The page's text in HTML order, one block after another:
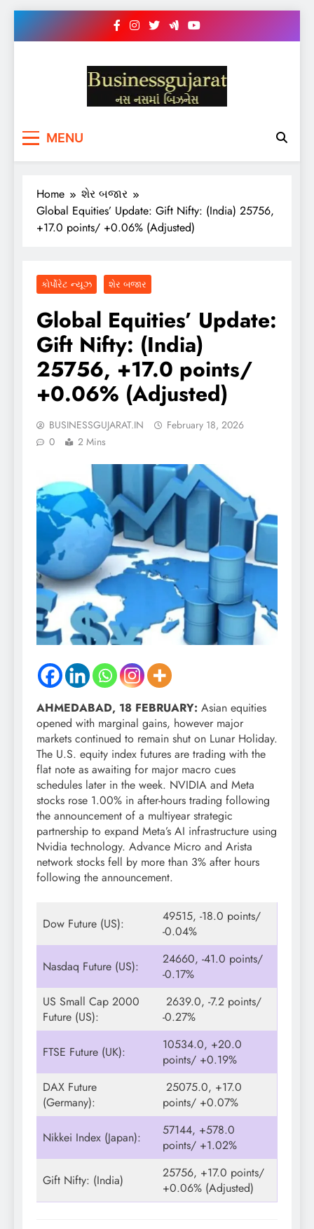
BUSINESS GUJARAT
MENU
Home
શેર બજાર
Global Equities’ Update: Gift Nifty: (India) 25756,
+17.0 points/ +0.06% (Adjusted)
કોર્પોરેટ ન્યૂઝ શેર બજાર
Global Equities’ Update:
Gift Nifty: (India)
25756, +17.0 points/
+0.06% (Adjusted)
BUSINESSGUJARAT.IN
February 18, 2026
0
2 Mins
AHMEDABAD, 18 FEBRUARY: Asian equities
opened with marginal gains, however major
markets continued to remain shut on Lunar Holiday.
The U.S. equity index futures are trading with the
flat note as awaiting for major macro cues
schedules later in the week. NVIDIA and Meta
stocks rose 1.00% in after-hours trading following
the announcement of a multiyear strategic
partnership to expand Meta’s AI infrastructure using
Nvidia technology. Advance Micro and Arista
network stocks fell by more than 3% after hours
following the announcement.
Dow Future (US):
49515, -18.0 points/
-0.04%
Nasdaq Future (US):
24660, -41.0 points/
-0.17%
US Small Cap 2000
Future (US):
2639.0, -7.2 points/
-0.27%
FTSE Future (UK):
10534.0, +20.0
points/ +0.19%
DAX Future
(Germany):
25075.0, +17.0
points/ +0.07%
Nikkei Index (Japan):
57144, +578.0
points/ +1.02%
Gift Nifty: (India)
25756, +17.0 points/
+0.06% (Adjusted)